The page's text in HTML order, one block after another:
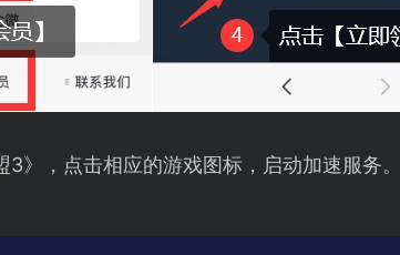
》，点击相应的游戏图标，启动加速服务